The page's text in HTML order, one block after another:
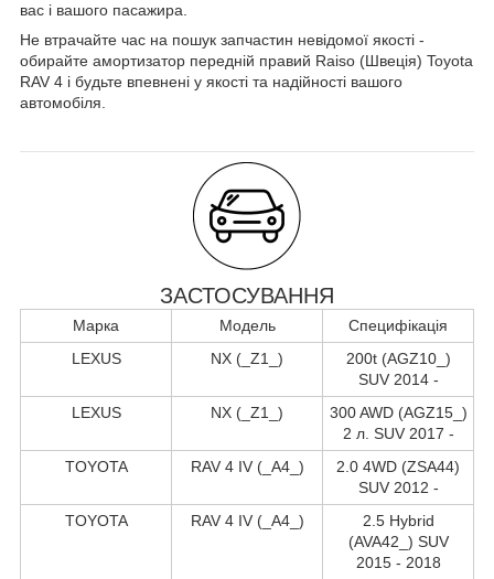
вас і вашого пасажира.
Не втрачайте час на пошук запчастин невідомої якості -
обирайте амортизатор передній правий Raiso (Швеція) Toyota
RAV 4 і будьте впевнені у якості та надійності вашого
автомобіля.
ЗАСТОСУВАННЯ
Марка Модель
Специфікація
LEXUS
NX (_Z1_)
200t (AGZ10_)
SUV 2014 -
LEXUS
NX (_Z1_)
300 AWD (AGZ15_)
2 л. SUV 2017 -
TOYOTA
RAV 4 IV (_A4_)
2.0 4WD (ZSA44)
SUV 2012 -
TOYOTA
RAV 4 IV (_A4_)
2.5 Hybrid
(AVA42_) SUV
2015 - 2018